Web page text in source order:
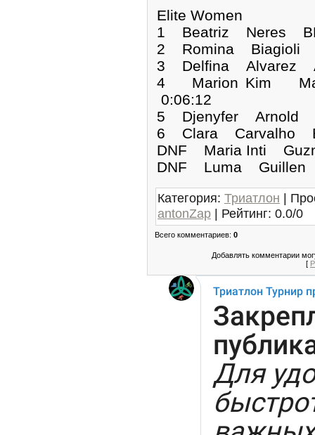
Elite Women
1 Beatriz Neres
2 Romina Biagioli
3 Delfina Alvarez
4 Marion Kim
0:06:12
5 Djenyfer Arnold
6 Clara Carvalho
DNF Maria Inti
DNF Luma
Категория: Триатлон |
antonZap | Рейтинг: 0.0/0
Всего комментариев: 0
Добавлять комментарии
[